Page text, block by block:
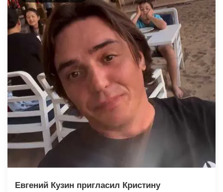
Евгений Кузин пригласил Кристину